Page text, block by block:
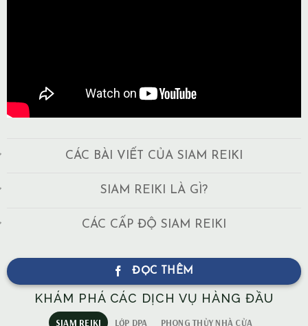
CÁC BÀI VIẾT CỦA SIAM REIKI
SIAM REIKI LÀ GÌ?
CÁC CẤP ĐỘ SIAM REIKI
ĐỌC THÊM
KHÁM PHÁ CÁC DỊCH VỤ HÀNG ĐẦU
SIAM REIKI LỚP DPA PHONG THỦY NHÀ CỬA